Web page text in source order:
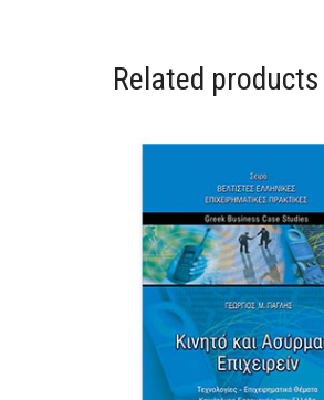
Related products